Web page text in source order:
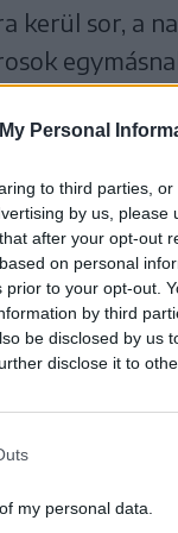
Personal
to third parties,
by us, please
after your opt-out
on personal
to your opt-out.
by third
be disclosed by us
disclose it to
my personal data.
kerül sor, a
a szerzőjét
a
szóló
időzítése
költészet